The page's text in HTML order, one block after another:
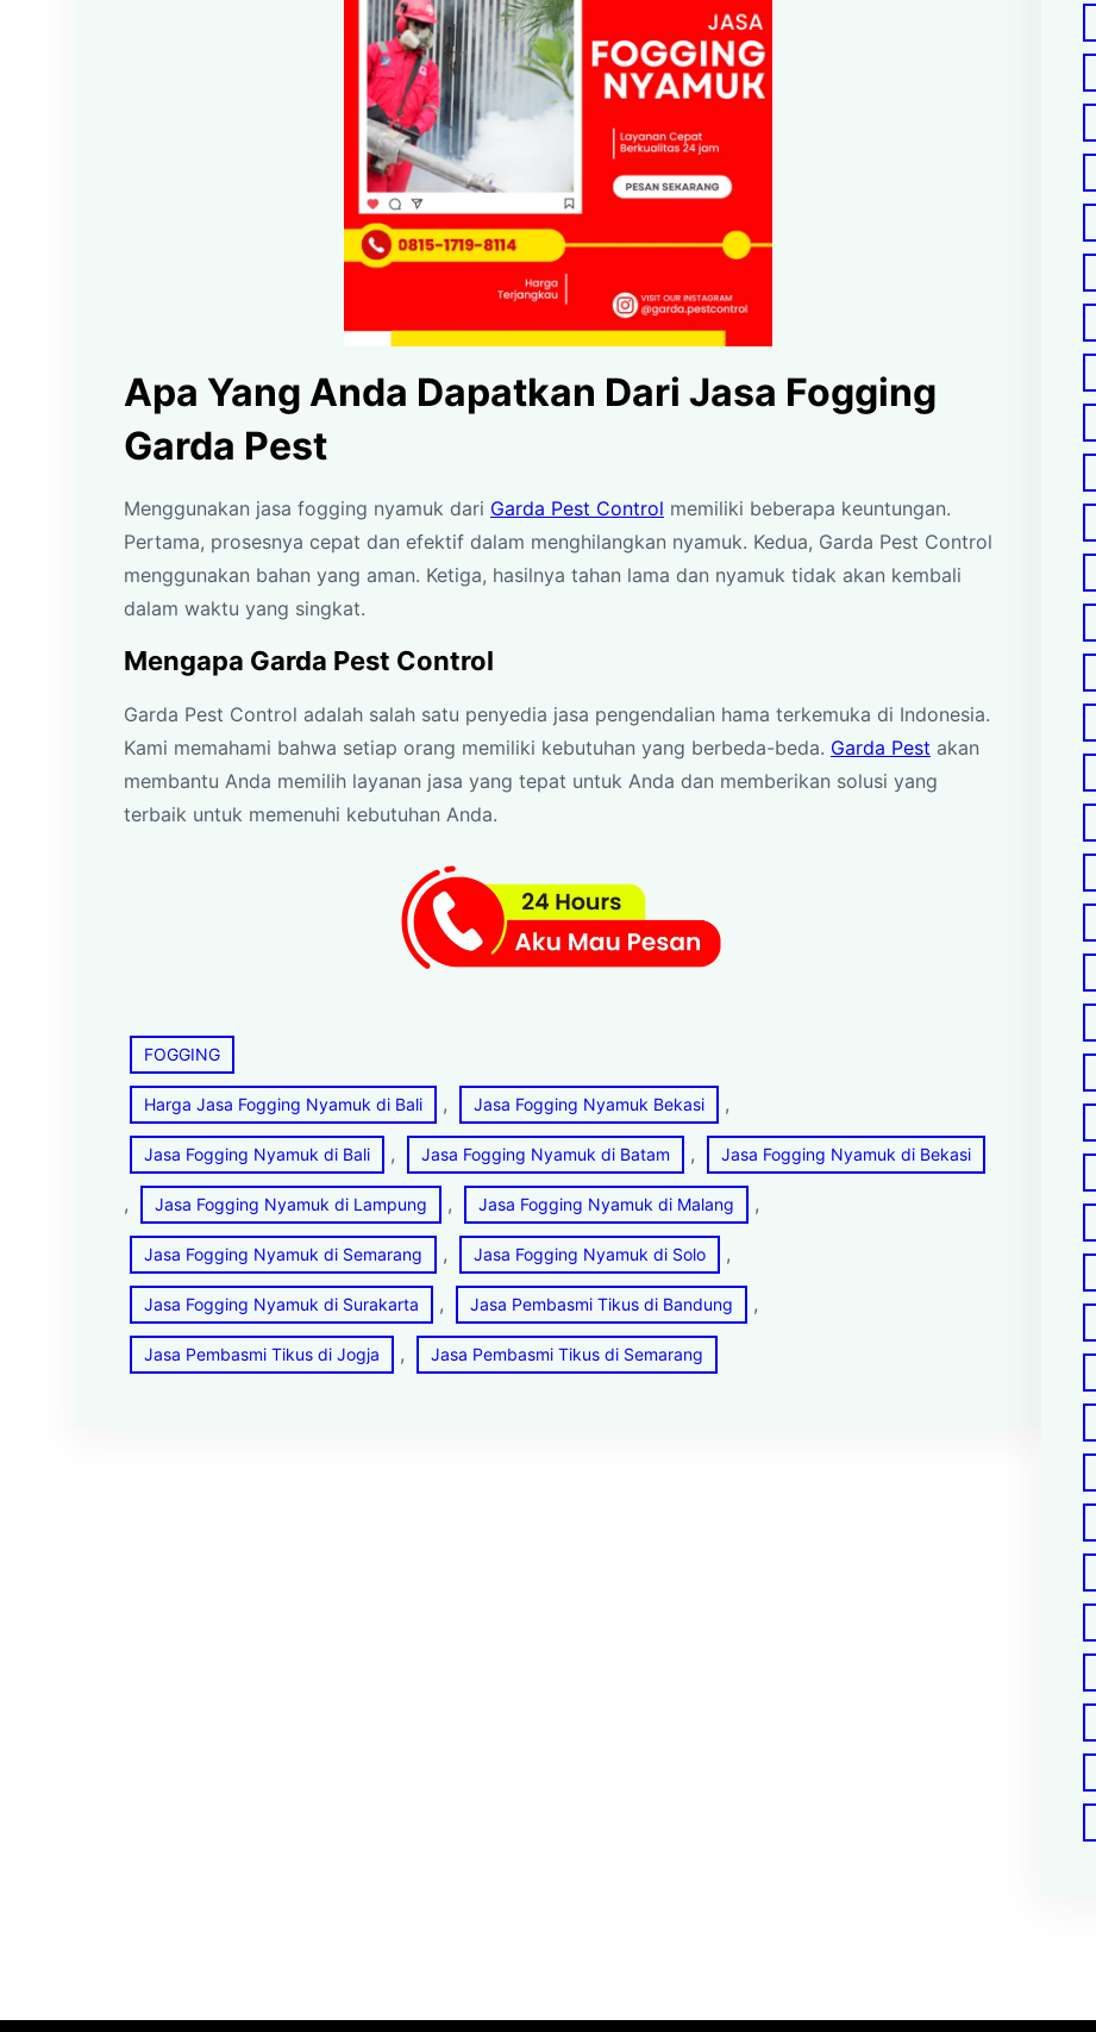
Apa Yang Anda Dapatkan Dari Jasa Fogging
Garda Pest
Menggunakan jasa fogging nyamuk dari Garda Pest Control memiliki beberapa keuntungan.
Pertama, prosesnya cepat dan efektif dalam menghilangkan nyamuk. Kedua, Garda Pest Control
menggunakan bahan yang aman. Ketiga, hasilnya tahan lama dan nyamuk tidak akan kembali
dalam waktu yang singkat.
Mengapa Garda Pest Control
Garda Pest Control adalah salah satu penyedia jasa pengendalian hama terkemuka di Indonesia.
Kami memahami bahwa setiap orang memiliki kebutuhan yang berbeda-beda. Garda Pest akan
membantu Anda memilih layanan jasa yang tepat untuk Anda dan memberikan solusi yang
terbaik untuk memenuhi kebutuhan Anda.
FOGGING
Harga Jasa Fogging Nyamuk di Bali , Jasa Fogging Nyamuk Bekasi ,
Jasa Fogging Nyamuk di Bali , Jasa Fogging Nyamuk di Batam , Jasa Fogging Nyamuk di Bekasi
, Jasa Fogging Nyamuk di Lampung , Jasa Fogging Nyamuk di Malang ,
Jasa Fogging Nyamuk di Semarang , Jasa Fogging Nyamuk di Solo ,
Jasa Fogging Nyamuk di Surakarta , Jasa Pembasmi Tikus di Bandung ,
Jasa Pembasmi Tikus di Jogja , Jasa Pembasmi Tikus di Semarang